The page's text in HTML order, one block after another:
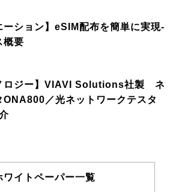
ーション】eSIM配布を簡単に実現-
概要
ロジー】VIAVI Solutions社製 ネ
ONA800／光ネットワークテスタ
ワイトペーパー一覧